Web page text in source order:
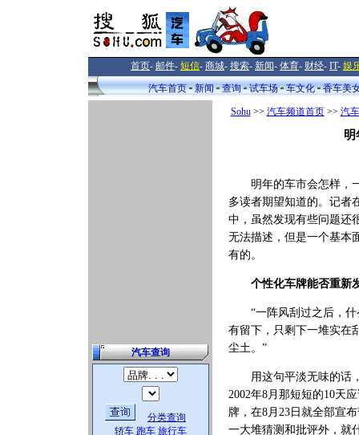
首页- 邮件- 短信- 商城- 搜索- 新闻- 体育- 财经- IT- 娱
汽车首页
新闻 查询 试车场 车文化 香车美
汽车查询
分类查询
轿车 跑车 旅行车
Sohu>> 汽车频道首页>> 汽
明
明年的车市会怎样，
多读者期望知道的。记者
中，虽然发现有些问题还
无法描述，但是一个基本
有的。
个性化车牌能否重新
“一阵风刮过之后，什
有留下，只剩下一堆实在
尘土。”
用这句平淡无味的话
2002年8月那短短的10天
牌，在8月23日就全部宣
一大堆猜测和批评外，就